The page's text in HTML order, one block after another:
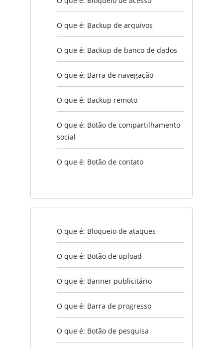
O que é: Backup de arquivos
O que é: Backup de banco de dados
O que é: Barra de navegação
O que é: Backup remoto
O que é: Botão de compartilhamento
social
O que é: Botão de contato
O que é: Bloqueio de ataques
O que é: Botão de upload
O que é: Banner publicitário
O que é: Barra de progresso
O que é: Botão de pesquisa